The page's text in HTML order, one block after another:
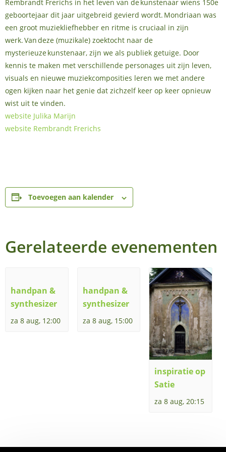
Rembrandt Frerichs in het leven van de kunstenaar wiens 150e
geboortejaar dit jaar uitgebreid gevierd wordt. Mondriaan was
een groot muziekliefhebber en ritme is cruciaal in zijn
werk. Van deze (muzikale) zoektocht naar de
mysterieuze kunstenaar, zijn we als publiek getuige. Door
kennis te maken met verschillende personages uit zijn leven,
visuals en nieuwe muziekcomposities leren we met andere
ogen kijken naar het genie dat zichzelf keer op keer opnieuw
wist uit te vinden.
website Julika Marijn
website Rembrandt Frerichs
Toevoegen aan kalender
Gerelateerde evenementen
handpan &
synthesizer
za 8 aug, 12:00
handpan &
synthesizer
za 8 aug, 15:00
inspiratie op
Satie
za 8 aug, 20:15